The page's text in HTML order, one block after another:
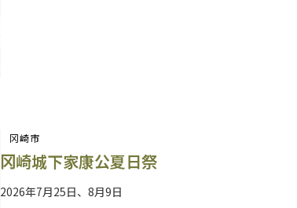
冈崎市
冈崎城下家康公夏日祭
2026年7月25日、8月9日